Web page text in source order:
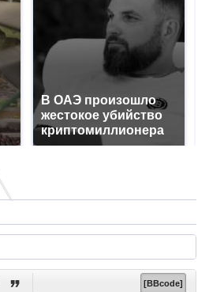
В ОАЭ произошло
жестокое убийство
криптомиллионера
 [BBcode]